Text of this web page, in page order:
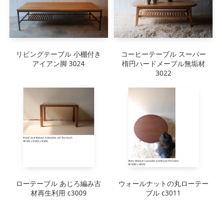
リビングテーブル 小棚付き
アイアン脚 3024
コーヒーテーブル スーパー
楕円ハードメープル無垢材
3022
ローテーブル あじろ編み古
材再生利用 c3009
ウォールナットの丸ローテー
ブル c3011